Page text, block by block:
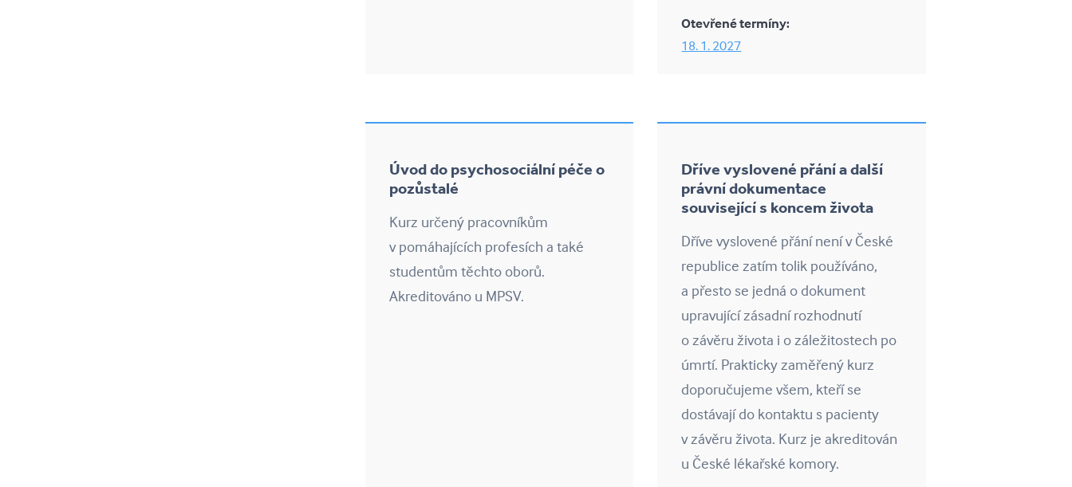
Otevřené termíny:
18. 1. 2027
Úvod do psychosociální péče o
pozůstalé
Kurz určený pracovníkům
v pomáhajících profesích a také
studentům těchto oborů.
Akreditováno u MPSV.
Dříve vyslovené přání a další
právní dokumentace
související s koncem života
Dříve vyslovené přání není v České
republice zatím tolik používáno,
a přesto se jedná o dokument
upravující zásadní rozhodnutí
o závěru života i o záležitostech po
úmrtí. Prakticky zaměřený kurz
doporučujeme všem, kteří se
dostávají do kontaktu s pacienty
v závěru života. Kurz je akreditován
u České lékařské komory.